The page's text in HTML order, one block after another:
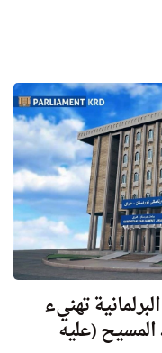
تهنيء
المسيح (عليه